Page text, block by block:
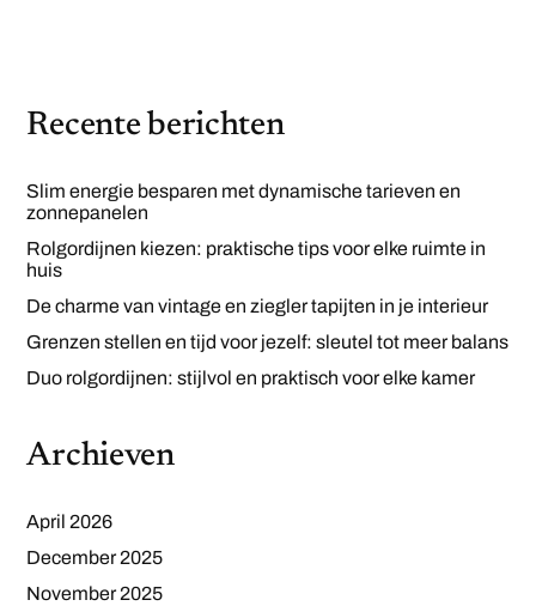
Recente berichten
Slim energie besparen met dynamische tarieven en
zonnepanelen
Rolgordijnen kiezen: praktische tips voor elke ruimte in
huis
De charme van vintage en ziegler tapijten in je interieur
Grenzen stellen en tijd voor jezelf: sleutel tot meer balans
Duo rolgordijnen: stijlvol en praktisch voor elke kamer
Archieven
April 2026
December 2025
November 2025